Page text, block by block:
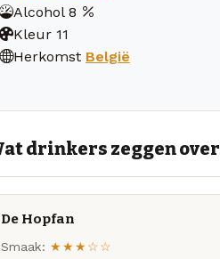
Alcohol 8
Kleur 11
Herkomst België
drinkers zeggen
De Hopfan
Smaak: ★★★☆☆